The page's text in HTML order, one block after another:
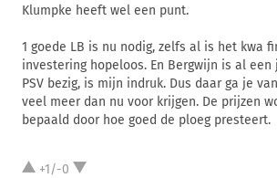
Klumpke heeft wel een punt.
1 goede LB is nu nodig, zelfs al is het kwa
investering hopeloos. En Bergwijn is al
PSV bezig, is mijn indruk. Dus daar ga je
veel meer dan nu voor krijgen. De prijzen
bepaald door hoe goed de ploeg presteert.
+1/-0